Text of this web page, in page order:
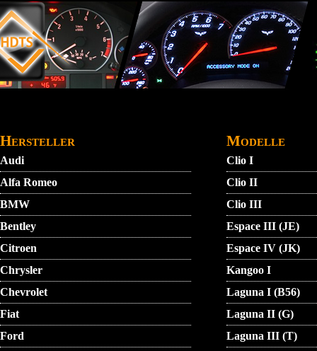
Direkt zum Inhalt
Hersteller
Audi
Alfa Romeo
BMW
Bentley
Citroen
Chrysler
Chevrolet
Fiat
Ford
Modelle
Clio I
Clio II
Clio III
Espace III (JE)
Espace IV (JK)
Kangoo I
Laguna I (B56)
Laguna II (G)
Laguna III (T)